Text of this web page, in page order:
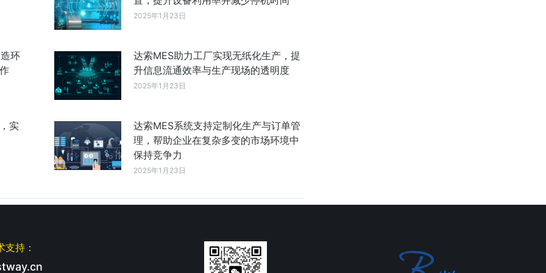
2025年1月23日
环
达索MES助力工厂实现无纸化生产，提
升信息流通效率与生产现场的透明度
2025年1月23日
实
达索MES系统支持定制化生产与订单管
理，帮助企业在复杂多变的市场环境中
保持竞争力
2025年1月23日
支持：